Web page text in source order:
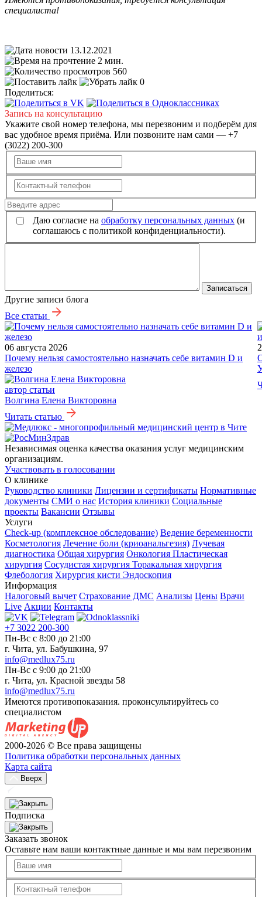
специалиста!
13.12.2021
2 мин.
560
0
Поделиться:
Запись на консультацию
Укажите свой номер телефона, мы перезвоним и подберём для
вас удобное время приёма. Или позвоните нам сами — +7
(3022) 200-300
Даю согласие на обработку персональных данных (и
соглашаюсь с политикой конфиденциальности).
Записаться
Другие записи блога
Все статьи
06 августа 2026
Почему нельзя самостоятельно назначать себе витамин D и
железо
автор статьи
Волгина Елена Викторовна
Читать статью
Независимая оценка качества оказания услуг медицинским
организациям.
Участвовать в голосовании
О клинике
Руководство клиники Лицензии и сертификаты Нормативные
документы СМИ о нас История клиники Социальные
проекты Вакансии Отзывы
Услуги
Check-up (комплексное обследование) Ведение беременности
Косметология Лечение боли (криоанальгезия) Лучевая
диагностика Общая хирургия Онкология Пластическая
хирургия Сосудистая хирургия Торакальная хирургия
Флебология Хирургия кисти Эндоскопия
Информация
Налоговый вычет Страхование ДМС Анализы Цены Врачи
Live Акции Контакты
+7 3022 200-300
Пн-Вс с 8:00 до 21:00
г. Чита, ул. Бабушкина, 97
info@medlux75.ru
Пн-Вс с 9:00 до 21:00
г. Чита, ул. Красной звезды 58
info@medlux75.ru
Имеются противопоказания. проконсультируйтесь со
специалистом
2000-2026 © Все права защищены
Политика обработки персональных данных
Карта сайта
Вверх
Подписка
Заказать звонок
Оставьте нам ваши контактные данные и мы вам перезвоним